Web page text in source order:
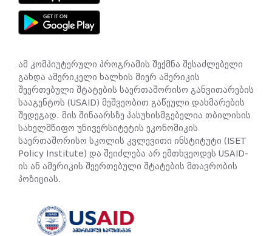
ამ კომპიუტერული პროგრამის შექმნა შესაძლებელი
გახდა ამერიკელი ხალხის მიერ ამერიკის
შეერთებული შტატების საერთაშორისო განვითარების
სააგენტოს (USAID) მეშვეობით გაწეული დახმარების
შედეგად. მის შინაარსზე პასუხისმგებელია თბილისის
სახელმწიფო უნივერსიტეტის ეკონომიკის
საერთაშორისო სკოლის კვლევითი ინსტიტუტი (ISET
Policy Institute) და შეიძლება არ ემთხვეოდეს USAID-
ის ან ამერიკის შეერთებული შტატების მთავრობის
პოზიციას.